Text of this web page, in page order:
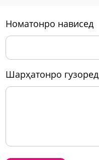
номатонро нависед
шарҳатонро гузоред